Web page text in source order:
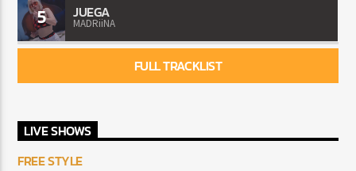
5 JUEGA
MADRiiNA
FULL TRACKLIST
LIVE SHOWS
FREE STYLE